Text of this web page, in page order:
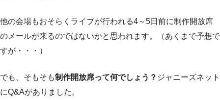
他の会場もおそらくライブが行われる4～5日前に制作開放席
のメールが来るのではないかと思われます。（あくまで予想で
すが・・・）
でも、そもそも制作開放席って何でしょう？ ジャニーズネット
にQ&Aがありました。